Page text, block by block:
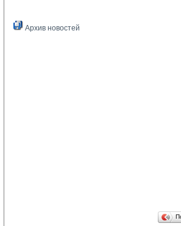
Архив новостей